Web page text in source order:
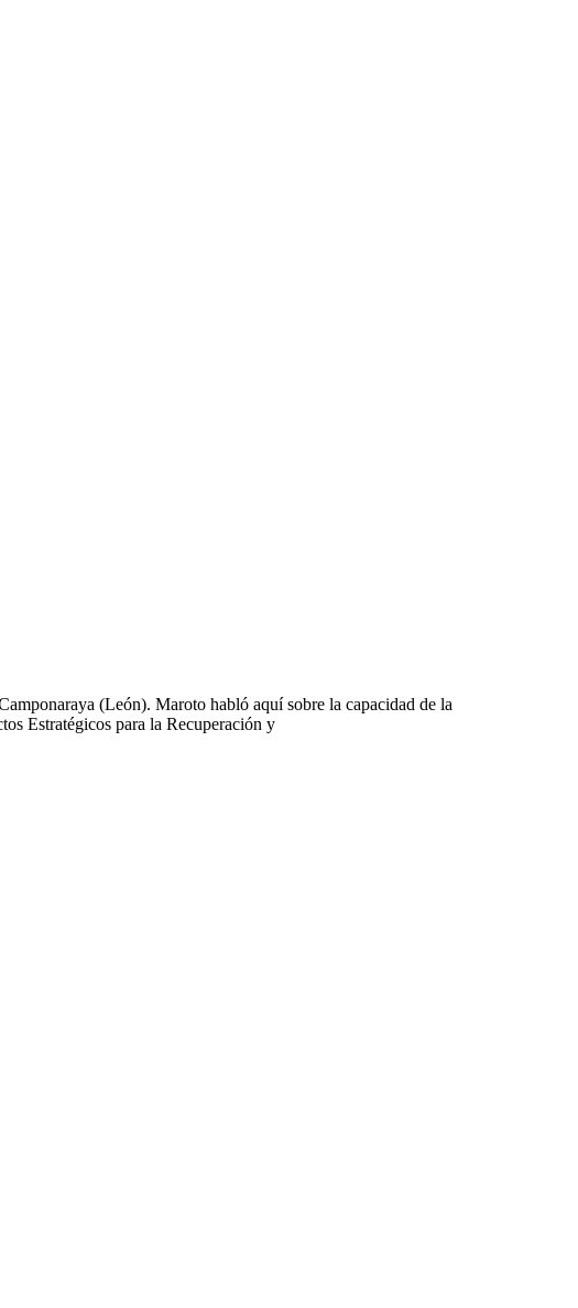
(León). Maroto habló aquí sobre la capacidad de la
Estratégicos para la Recuperación y